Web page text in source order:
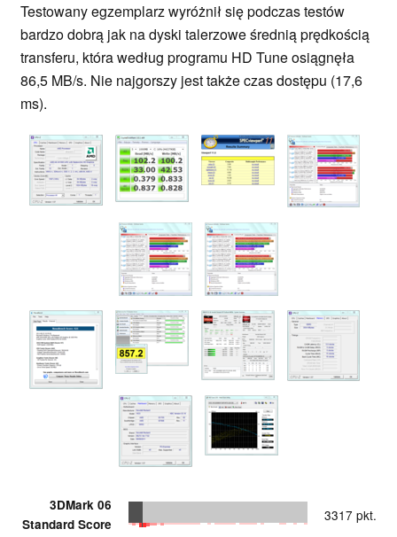
Testowany egzemplarz wyróżnił się podczas testów
bardzo dobrą jak na dyski talerzowe średnią prędkością
transferu, która według programu HD Tune osiągnęła
86,5 MB/s. Nie najgorszy jest także czas dostępu (17,6
ms).
3DMark 06
Standard Score
3317 pkt.